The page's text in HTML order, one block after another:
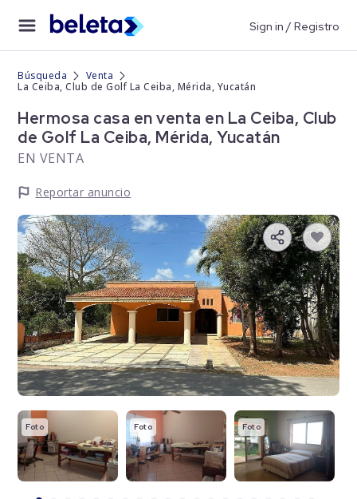
Sign in / Registro
Búsqueda
Venta
La Ceiba, Club de Golf La Ceiba, Mérida, Yucatán
Hermosa casa en venta en La Ceiba, Club
de Golf La Ceiba, Mérida, Yucatán
EN VENTA
Reportar anuncio
Foto Foto Foto